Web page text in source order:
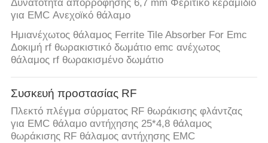
Δυνατότητα απορρόφησης 6,7 mm Φεριτικό κεραμίδιο
για EMC Ανεχοϊκό θάλαμο
Ημιανέχωτος θάλαμος Ferrite Tile Absorber For Emc
Δοκιμή rf θωρακιστικό δωμάτιο emc ανέχωτος
θάλαμος rf θωρακισμένο δωμάτιο
Συσκευή προστασίας RF
Πλεκτό πλέγμα σύρματος RF θωράκισης φλάντζας
για EMC θάλαμο αντήχησης 25*4,8 θάλαμος
θωράκισης RF θάλαμος αντήχησης EMC